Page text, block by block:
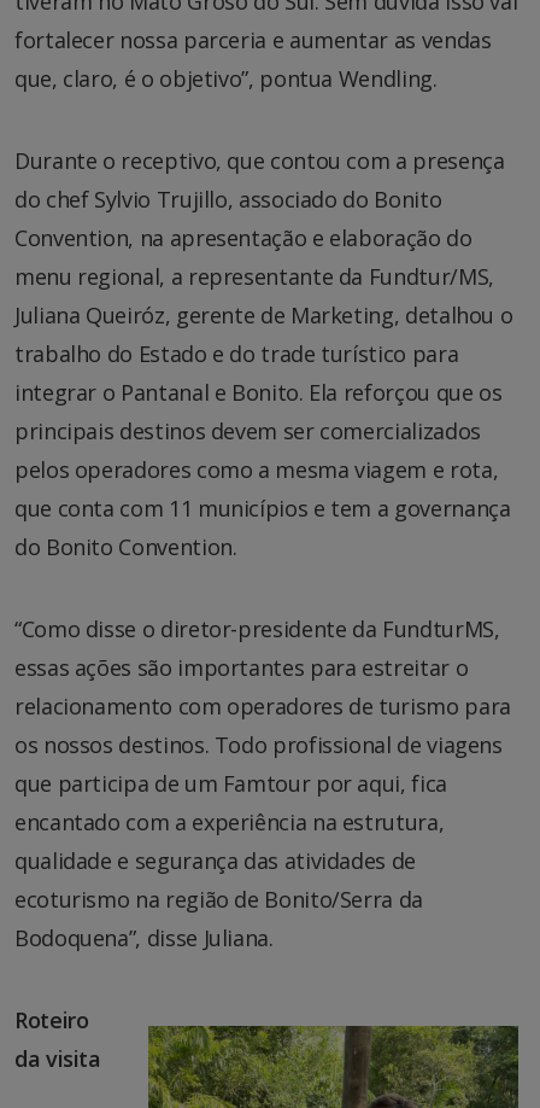
fortalecer nossa parceria e aumentar as vendas
que, claro, é o objetivo”, pontua Wendling.
Durante o receptivo, que contou com a presença
do chef Sylvio Trujillo, associado do Bonito
Convention, na apresentação e elaboração do
menu regional, a representante da Fundtur/MS,
Juliana Queiróz, gerente de Marketing, detalhou o
trabalho do Estado e do trade turístico para
integrar o Pantanal e Bonito. Ela reforçou que os
principais destinos devem ser comercializados
pelos operadores como a mesma viagem e rota,
que conta com 11 municípios e tem a governança
do Bonito Convention.
“Como disse o diretor-presidente da FundturMS,
essas ações são importantes para estreitar o
relacionamento com operadores de turismo para
os nossos destinos. Todo profissional de viagens
que participa de um Famtour por aqui, fica
encantado com a experiência na estrutura,
qualidade e segurança das atividades de
ecoturismo na região de Bonito/Serra da
Bodoquena”, disse Juliana.
Roteiro
da visita